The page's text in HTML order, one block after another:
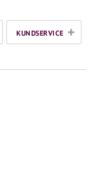
KUNDSERVICE +